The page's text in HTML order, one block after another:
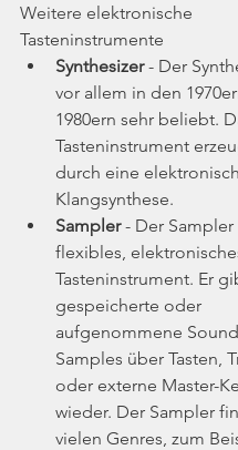
Weitere elektronische
Tasteninstrumente
Synthesizer - Der
vor allem in den
1980ern sehr beliebt.
Tasteninstrument
durch eine
Klangsynthese.
Sampler - Der Sampler
flexibles,
Tasteninstrument. Er
gespeicherte oder
aufgenommene
Samples über Tasten,
oder externe Master-
wieder. Der Sampler
vielen Genres, zum